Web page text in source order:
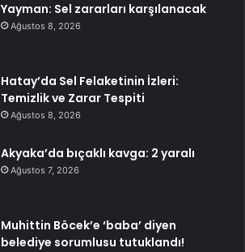
Yayman: Sel zararları karşılanacak
Ağustos 8, 2026
Hatay’da Sel Felaketinin İzleri:
Temizlik ve Zarar Tespiti
Ağustos 8, 2026
Akyaka’da bıçaklı kavga: 2 yaralı
Ağustos 7, 2026
Muhittin Böcek’e ‘baba’ diyen
belediye sorumlusu tutuklandı!